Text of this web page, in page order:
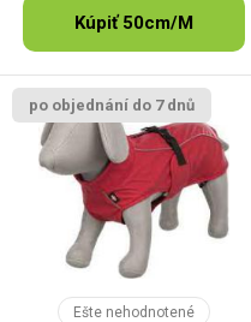
Kúpiť 50cm/M
po objednání do 7 dnů
Ešte nehodnotené